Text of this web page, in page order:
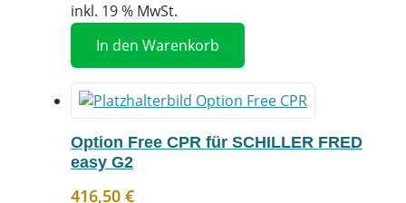
inkl. 19 % MwSt.
In den Warenkorb
Option Free CPR für SCHILLER FRED
easy G2
416,50 €